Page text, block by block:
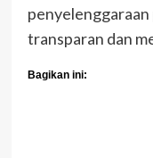
transparan dan
Bagikan ini: